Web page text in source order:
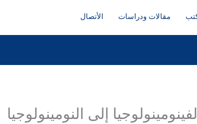
مقالات ودراسات الأتصال
إلى النومينولوجيا